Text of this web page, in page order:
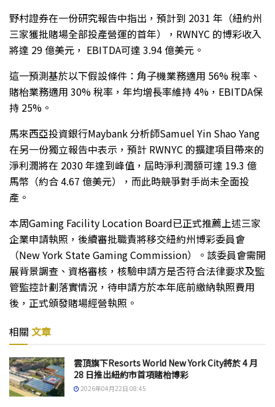
野村證券在一份研究報告中指出，預計到 2031 年（紐約州
三家獲批賭場全部投產營運的首年），RWNYC 的博彩收入
將達 29 億美元， EBITDA可達 3.94 億美元。
這一預測基於以下假設條件：角子機業務適用 56% 稅率、
賭枱業務適用 30% 稅率，年均增長率維持 4%，EBITDA保
持 25%。
馬來西亞投資銀行Maybank 分析師Samuel Yin Shao Yang
在另一份獨立報告中表示，預計 RWNYC 的擴建項目帶來的
淨利潤將在 2030 年達到峰值，屆時淨利潤額可達 19.3 億
馬幣（約合 4.67 億美元），而此時競爭對手尚未全面投
產。
本周Gaming Facility Location Board已正式推薦上述三家
企業申請執照，後續審批職責將移交紐約州博彩委員會
（New York State Gaming Commission）。該委員會需開
展背景調查、資格審核，核驗申請方是否符合法律要求及監
管監控計劃落實情況，待申請方於本年底前繳納執照費用
後，正式頒發賭場經營執照。
相關 文章
雲頂旗下Resorts World New York City將於 4 月
28 日推出紐約市首項賭枱博彩
2026年04月22日 08:45